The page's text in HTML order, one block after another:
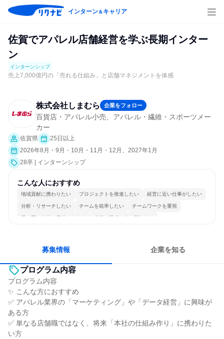
インターン＆キャリア
佐賀でアパレル店舗経営を学ぶ長期インター
ン
インターンシップ
売上7,000億円の「売れる仕組み」と店舗マネジメントを体感
株式会社しまむら 企業をフォロー
百貨店・アパレル小売、アパレル・繊維・スポーツメー
カー
佐賀県
25日以上
2026年8月・9月・10月・11月・12月、2027年1月
28卒 | インターンシップ
こんな人におすすめ
地域貢献に携わりたい プロジェクトを推進したい 経営に近い仕事がしたい
分析・リサーチしたい チームを統率したい チームワークを重視
長く同じ会社に居続けられる 多様な職種の人と関われる
募集情報 企業を知る
プログラム内容
プログラム内容
✨ こんな方におすすめ
✅ アパレル業界の「マーケティング」や「データ経営」に興味が
ある方
✅ 単なる店舗職ではなく、将来「本社の仕組み作り」に携わりた
い方